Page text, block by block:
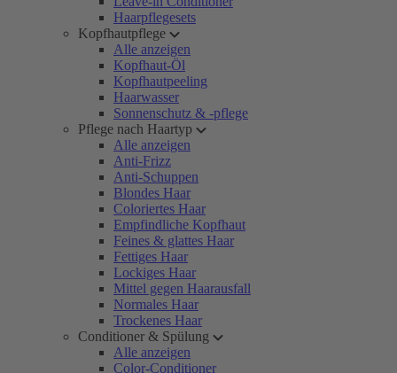
Haarpflegesets
Kopfhautpflege
Alle anzeigen
Kopfhaut-Öl
Kopfhautpeeling
Haarwasser
Sonnenschutz & -pflege
Pflege nach Haartyp
Alle anzeigen
Anti-Frizz
Anti-Schuppen
Blondes Haar
Coloriertes Haar
Empfindliche Kopfhaut
Feines & glattes Haar
Fettiges Haar
Lockiges Haar
Mittel gegen Haarausfall
Normales Haar
Trockenes Haar
Conditioner & Spülung
Alle anzeigen
Color-Conditioner